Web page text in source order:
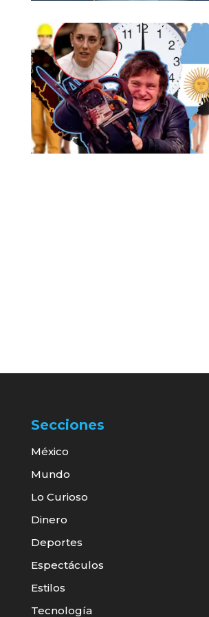
Secciones
México
Mundo
Lo Curioso
Dinero
Deportes
Espectáculos
Estilos
Tecnología